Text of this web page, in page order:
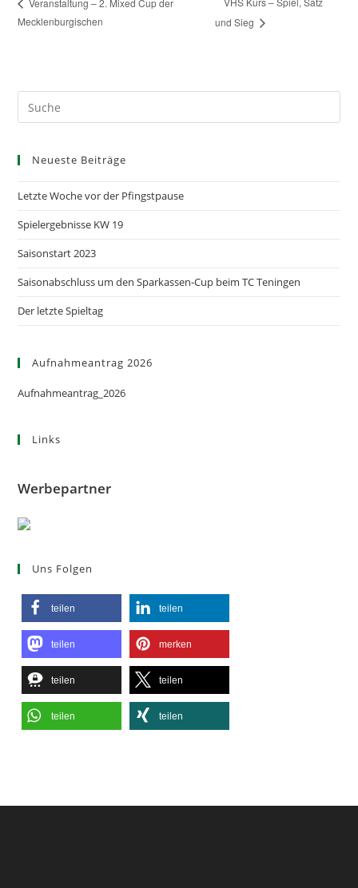
Veranstaltung – 2. Mixed Cup der
Mecklenburgischen
und Sieg
Neueste Beiträge
Letzte Woche vor der Pfingstpause
Spielergebnisse KW 19
Saisonstart 2023
Saisonabschluss um den Sparkassen-Cup beim TC Teningen
Der letzte Spieltag
Aufnahmeantrag 2026
Aufnahmeantrag_2026
Links
Werbepartner
Uns Folgen
teilen teilen
teilen merken
teilen teilen
teilen teilen